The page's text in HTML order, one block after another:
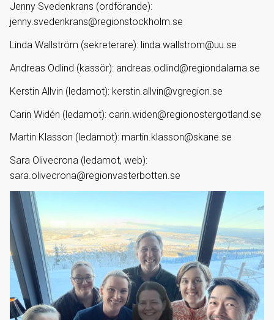
Jenny Svedenkrans (ordförande):
jenny.svedenkrans@regionstockholm.se
Linda Wallström (sekreterare): linda.wallstrom@uu.se
Andreas Odlind (kassör): andreas.odlind@regiondalarna.se
Kerstin Allvin (ledamot): kerstin.allvin@vgregion.se
Carin Widén (ledamot): carin.widen@regionostergotland.se
Martin Klasson (ledamot): martin.klasson@skane.se
Sara Olivecrona (ledamot, web):
sara.olivecrona@regionvasterbotten.se